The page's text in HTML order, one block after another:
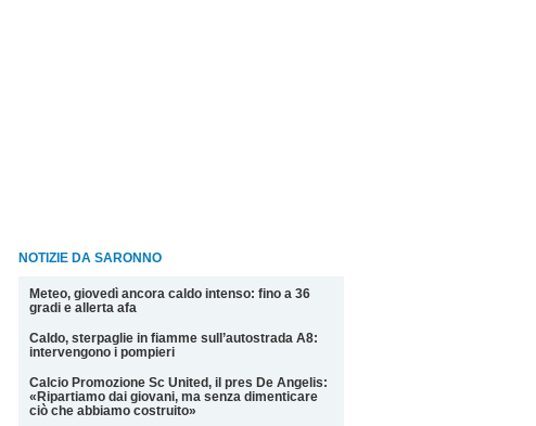
NOTIZIE DA SARONNO
Meteo, giovedì ancora caldo intenso: fino a 36
gradi e allerta afa
Caldo, sterpaglie in fiamme sull’autostrada A8:
intervengono i pompieri
Calcio Promozione Sc United, il pres De Angelis:
«Ripartiamo dai giovani, ma senza dimenticare
ciò che abbiamo costruito»